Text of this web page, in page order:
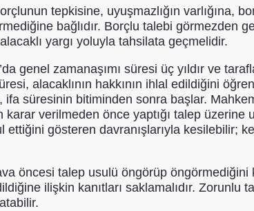
tepkisine, uyuşmazlığın varlığına,
bağlıdır. Borçlu talebi görmezden
yargı yoluyla tahsilata geçmelidir.
genel zamanaşımı süresi üç yıldır ve
alacaklının hakkının ihlal edildiğini
süresinin bitiminden sonra başlar.
verilmeden önce yaptığı talep üzerine
gösteren davranışlarıyla kesilebilir;
öncesi talep usulü öngörüp
ilişkin kanıtları saklamalıdır. Zorunlu